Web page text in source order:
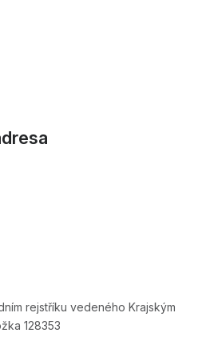
rejstříku vedeného Krajským
128353